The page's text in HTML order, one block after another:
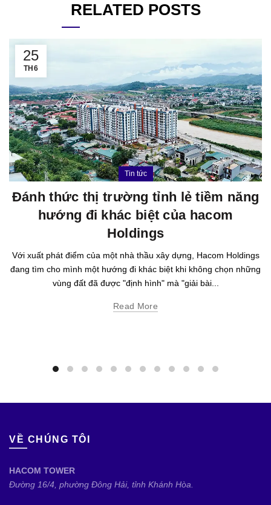
RELATED POSTS
25
TH6
Tin tức
Đánh thức thị trường tỉnh lẻ tiềm năng
hướng đi khác biệt của hacom
Holdings
Với xuất phát điểm của một nhà thầu xây dựng, Hacom Holdings
đang tìm cho mình một hướng đi khác biệt khi không chọn những
vùng đất đã được "định hình" mà "giải bài...
Read More
VỀ CHÚNG TÔI
HACOM TOWER
Đường 16/4, phường Đông Hải, tỉnh Khánh Hòa.